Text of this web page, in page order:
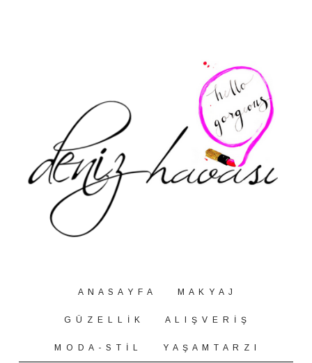
A N A S A Y F A M A K Y A J
G Ü Z E L L İ K A L I Ş V E R İ Ş
M O D A - S T İ L Y A Ş A M T A R Z I